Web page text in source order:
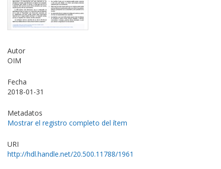
Autor
OIM
Fecha
2018-01-31
Metadatos
Mostrar el registro completo del ítem
URI
http://hdl.handle.net/20.500.11788/1961